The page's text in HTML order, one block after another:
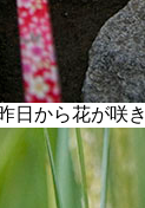
日から花が咲